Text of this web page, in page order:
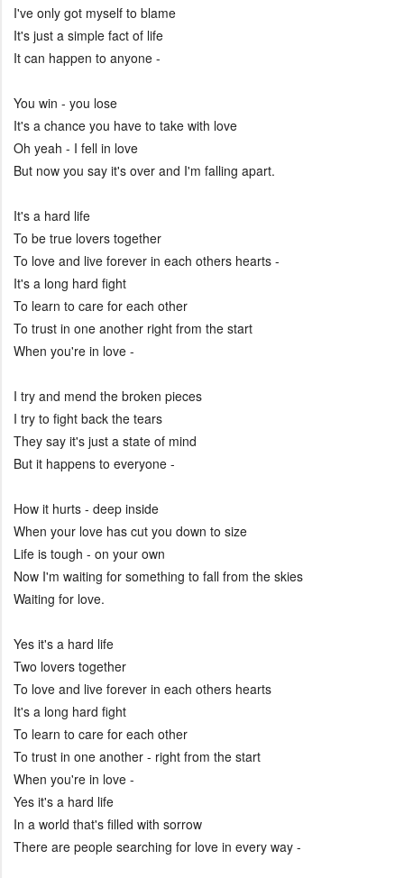
I've only got myself to blame
It's just a simple fact of life
It can happen to anyone -
You win - you lose
It's a chance you have to take with love
Oh yeah - I fell in love
But now you say it's over and I'm falling apart.
It's a hard life
To be true lovers together
To love and live forever in each others hearts -
It's a long hard fight
To learn to care for each other
To trust in one another right from the start
When you're in love -
I try and mend the broken pieces
I try to fight back the tears
They say it's just a state of mind
But it happens to everyone -
How it hurts - deep inside
When your love has cut you down to size
Life is tough - on your own
Now I'm waiting for something to fall from the skies
Waiting for love.
Yes it's a hard life
Two lovers together
To love and live forever in each others hearts
It's a long hard fight
To learn to care for each other
To trust in one another - right from the start
When you're in love -
Yes it's a hard life
In a world that's filled with sorrow
There are people searching for love in every way -